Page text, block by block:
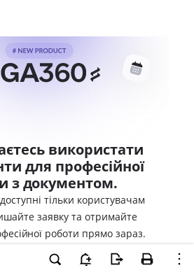
використати
для професійної
з документом.
тільки користувачам
заявку та отримайте
роботи прямо зараз.